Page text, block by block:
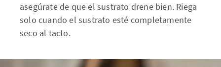
asegúrate de que el sustrato drene bien. Riega
solo cuando el sustrato esté completamente
seco al tacto.